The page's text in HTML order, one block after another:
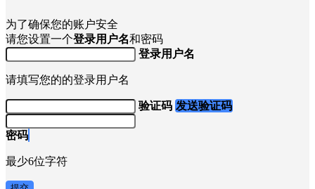
为了确保您的账户安全
请您设置一个登录用户名和密码
登录用户名
请填写您的的登录用户名
验证码 发送验证码
密码
最少6位字符